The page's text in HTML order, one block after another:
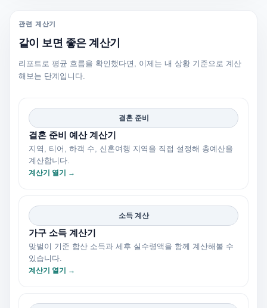
관련 계산기
같이 보면 좋은 계산기
리포트로 평균 흐름을 확인했다면, 이제는 내 상황 기준으로 계산
해보는 단계입니다.
결혼 준비
결혼 준비 예산 계산기
지역, 티어, 하객 수, 신혼여행 지역을 직접 설정해 총예산을
계산합니다.
계산기 열기 →
소득 계산
가구 소득 계산기
맞벌이 기준 합산 소득과 세후 실수령액을 함께 계산해볼 수
있습니다.
계산기 열기 →